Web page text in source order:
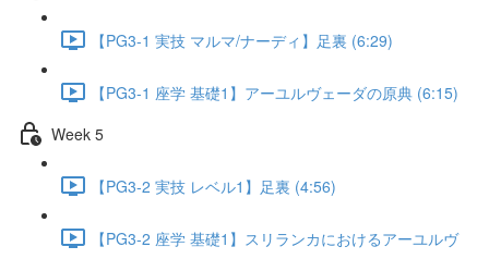
【PG3-1 実技 マルマ/ナーディ】足裏 (6:29)
【PG3-1 座学 基礎1】アーユルヴェーダの原典 (6:15)
Week 5
【PG3-2 実技 レベル1】足裏 (4:56)
【PG3-2 座学 基礎1】スリランカにおけるアーユルヴ